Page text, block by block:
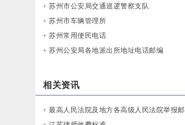
苏州市公安局交通巡逻警察支队
苏州市车辆管理所
苏州常用便民电话
苏州公安局各地派出所地址电话邮编
相关资讯
最高人民法院及地方各高级人民法院举报邮